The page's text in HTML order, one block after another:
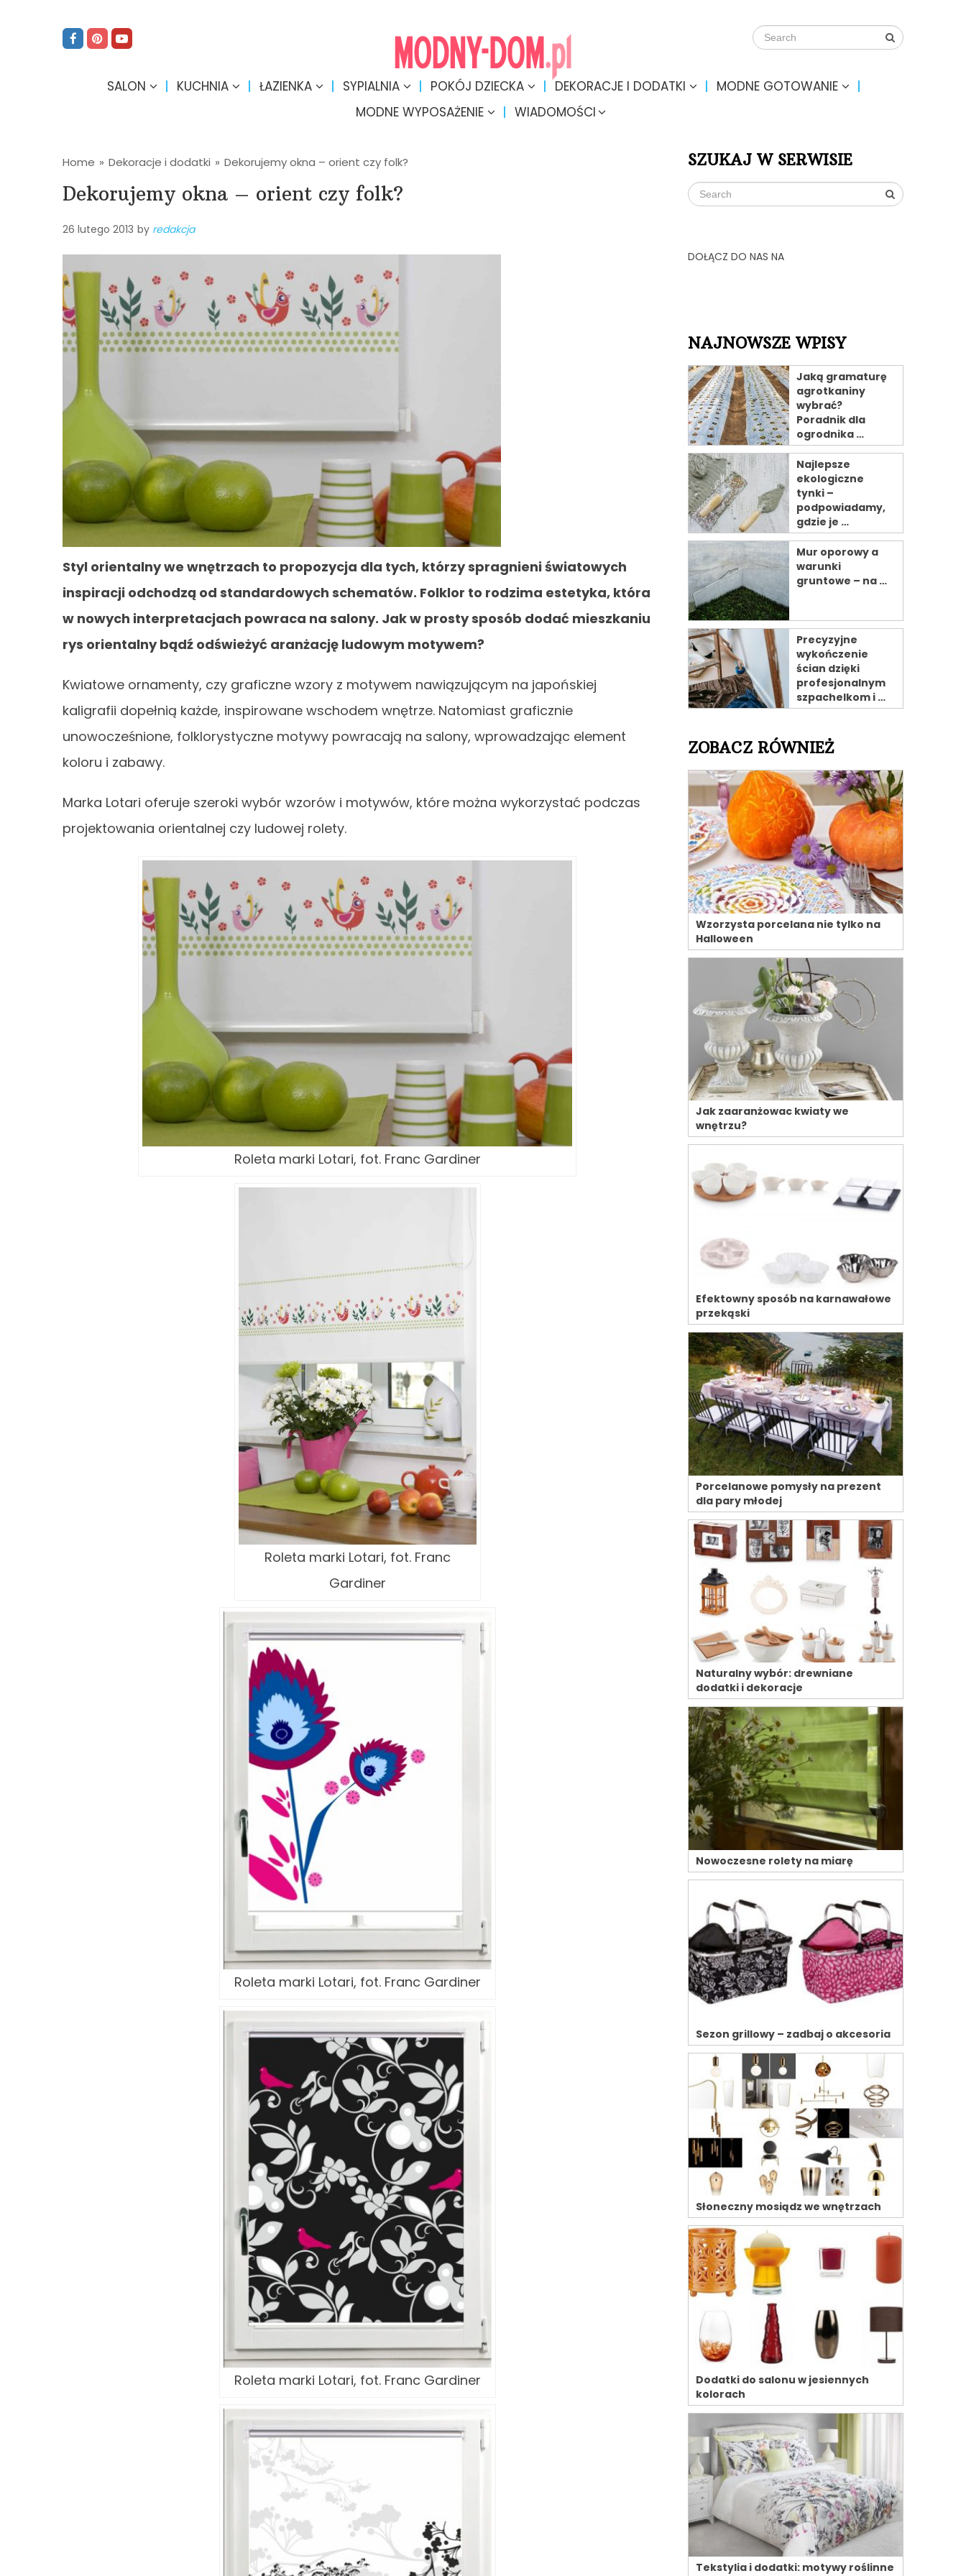
SALON KUCHNIA ŁAZIENKA SYPIALNIA POKÓJ DZIECKA DEKORACJE I DODATKI
MODNE GOTOWANIE
MODNE WYPOSAŻENIE
WIADOMOŚCI
Home » Dekoracje i dodatki » Dekorujemy okna – orient czy folk?
Dekorujemy okna – orient czy folk?
26 lutego 2013 by redakcja
Styl orientalny we wnętrzach to propozycja dla tych, którzy spragnieni światowych
inspiracji odchodzą od standardowych schematów. Folklor to rodzima estetyka, która
w nowych interpretacjach powraca na salony. Jak w prosty sposób dodać mieszkaniu
rys orientalny bądź odświeżyć aranżację ludowym motywem?
Kwiatowe ornamenty, czy graficzne wzory z motywem nawiązującym na japońskiej
kaligrafii dopełnią każde, inspirowane wschodem wnętrze. Natomiast graficznie
unowocześnione, folklorystyczne motywy powracają na salony, wprowadzając element
koloru i zabawy.
Marka Lotari oferuje szeroki wybór wzorów i motywów, które można wykorzystać podczas
projektowania orientalnej czy ludowej rolety.
Roleta marki Lotari, fot. Franc Gardiner
Roleta marki Lotari, fot. Franc
Gardiner
Roleta marki Lotari, fot. Franc Gardiner
Roleta marki Lotari, fot. Franc Gardiner
SZUKAJ W SERWISIE
DOŁĄCZ DO NAS NA
NAJNOWSZE WPISY
Jaką gramaturę
agrotkaniny
wybrać?
Poradnik dla
ogrodnika …
Najlepsze
ekologiczne
tynki –
podpowiadamy,
gdzie je …
Mur oporowy a
warunki
gruntowe – na …
Precyzyjne
wykończenie
ścian dzięki
profesjonalnym
szpachelkom i …
ZOBACZ RÓWNIEŻ
Wzorzysta porcelana nie tylko na
Halloween
Jak zaaranżowac kwiaty we
wnętrzu?
Efektowny sposób na karnawałowe
przekąski
Porcelanowe pomysły na prezent
dla pary młodej
Naturalny wybór: drewniane
dodatki i dekoracje
Nowoczesne rolety na miarę
Sezon grillowy – zadbaj o akcesoria
Słoneczny mosiądz we wnętrzach
Dodatki do salonu w jesiennych
kolorach
Tekstylia i dodatki: motywy roślinne